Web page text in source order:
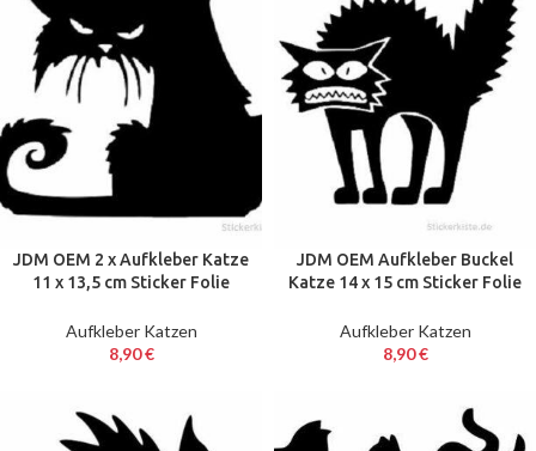
JDM OEM 2 x Aufkleber Katze
11 x 13,5 cm Sticker Folie
Aufkleber Katzen
8,90€
JDM OEM Aufkleber Buckel
Katze 14 x 15 cm Sticker Folie
Aufkleber Katzen
8,90€